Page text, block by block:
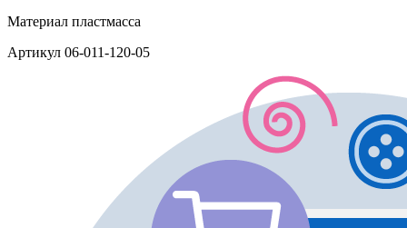
Материал пластмасса
Артикул 06-011-120-05